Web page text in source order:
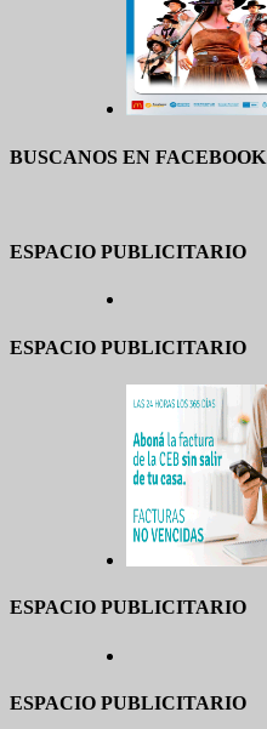
BUSCANOS EN FACEBOOK
ESPACIO PUBLICITARIO
ESPACIO PUBLICITARIO
ESPACIO PUBLICITARIO
ESPACIO PUBLICITARIO